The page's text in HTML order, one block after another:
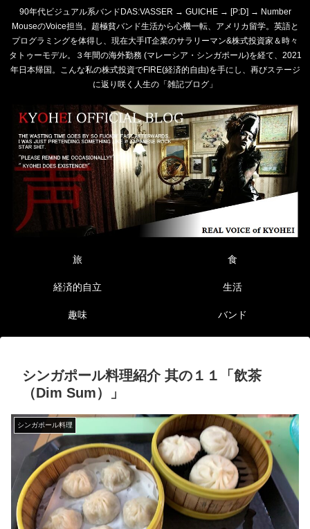
90年代ビジュアル系バンドDAS:VASSER → GUICHE → [P:D] → Number
MouseのVoice担当。超極貧バンド生活から心機一転、アメリカ留学。英語と
プログラミングを体得し、現在大手IT企業のサラリーマン&株式投資家＆時々
タトゥーモデル。３年間の海外勤務 (マレーシア・シンガポール)を経て、2021
年日本帰国。こんな私の株式投資でFIRE(経済的自由)を手にし、再びステージ
に返り咲く人生の「雑記ブログ」
旅 食
経済的自立 生活
趣味 バンド
シンガポール料理紹介 其の１１「飲茶
（Dim Sum）」
シンガポール料理